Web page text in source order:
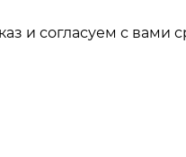
и согласуем с вами